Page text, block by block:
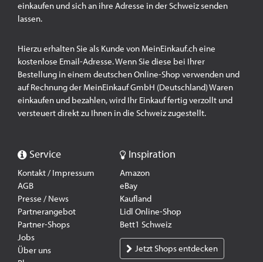
einkaufen und sich an ihre Adresse in der Schweiz senden
lassen.
Hierzu erhalten Sie als Kunde von MeinEinkauf.ch eine
kostenlose Email-Adresse. Wenn Sie diese bei Ihrer
Bestellung in einem deutschen Online-Shop verwenden und
auf Rechnung der MeinEinkauf GmbH (Deutschland) Waren
einkaufen und bezahlen, wird Ihr Einkauf fertig verzollt und
versteuert direkt zu Ihnen in die Schweiz zugestellt.
Service
Kontakt / Impressum
AGB
Presse / News
Partnerangebot
Partner-Shops
Jobs
Über uns
Inspiration
Amazon
eBay
Kaufland
Lidl Online-Shop
Bett1 Schweiz
Jetzt Shops entdecken